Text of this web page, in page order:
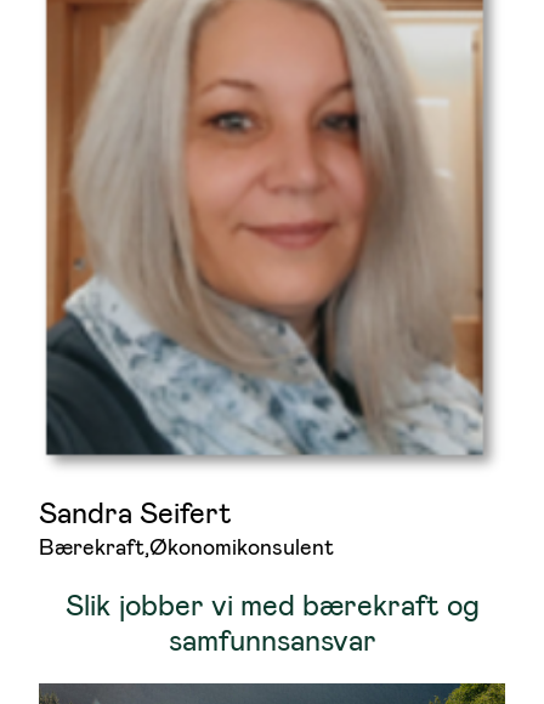
Sandra Seifert
Bærekraft,Økonomikonsulent
Slik jobber vi med bærekraft og
samfunnsansvar